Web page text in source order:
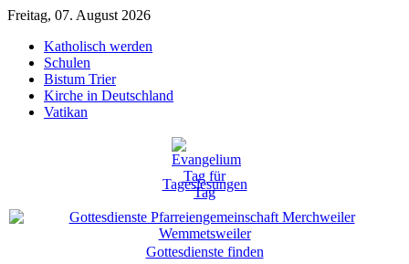
Freitag, 07. August 2026
Katholisch werden
Schulen
Bistum Trier
Kirche in Deutschland
Vatikan
Tageslesungen
Gottesdienste finden